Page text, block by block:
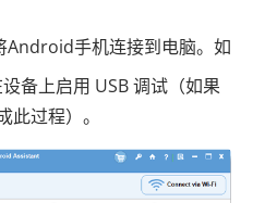
Android手机连接到电脑。如
备上启用 USB 调试（如果
此过程）。